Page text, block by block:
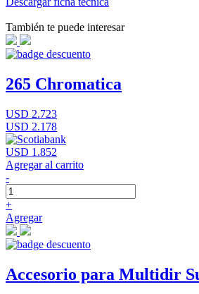
También te puede interesar
265 Chromatica
USD 2.723
USD 2.178
USD 1.852
Agregar al carrito
-
+
Agregar
Accesorio para Multidir